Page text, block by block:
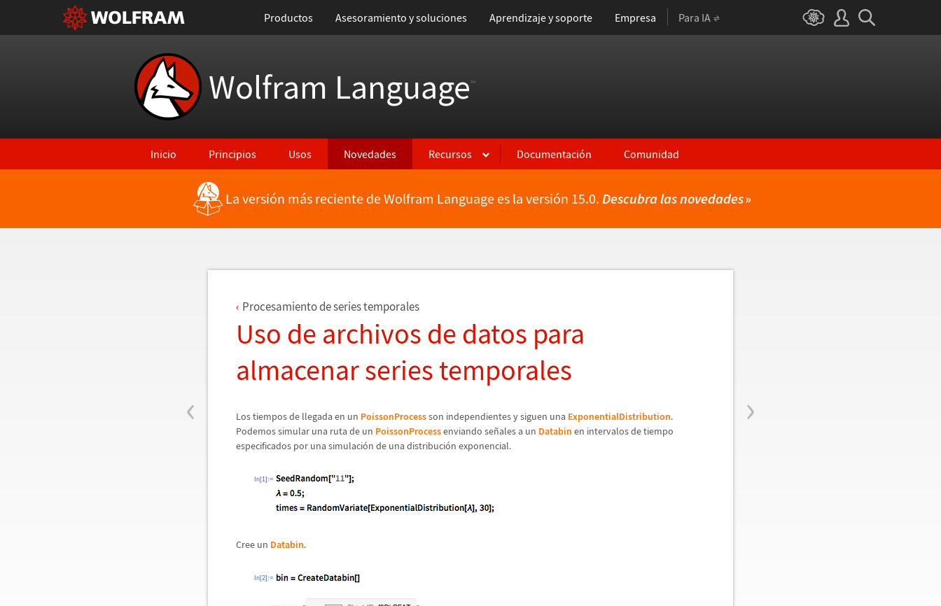
Productos Asesoramiento y soluciones Aprendizaje y soporte Empresa Para IA
Wolfram Language™
Inicio Principios Usos Novedades Recursos Documentación Comunidad
Regresar a Características más recientes
La versión más reciente de Wolfram Language es la versión 15.0. Descubra las novedades»
‹ ›
Procesamiento de series temporales
Uso de archivos de datos para
almacenar series temporales
Los tiempos de llegada en un PoissonProcessson independientes y siguen una ExponentialDistribution.
Podemos simular una ruta de un PoissonProcessenviando señales a un Databin en intervalos de tiempo
especificados por una simulación de una distribución exponencial.
In[1]:=
Cree un Databin.
In[2]:=